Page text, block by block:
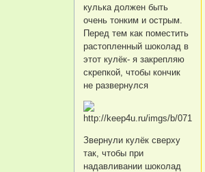
кулька должен быть
очень тонким и острым.
Перед тем как поместить
растопленный шоколад в
этот кулёк- я закрепляю
скрепкой, чтобы кончик
не развернулся
Звернули кулёк сверху
так, чтобы при
надавливании шоколад